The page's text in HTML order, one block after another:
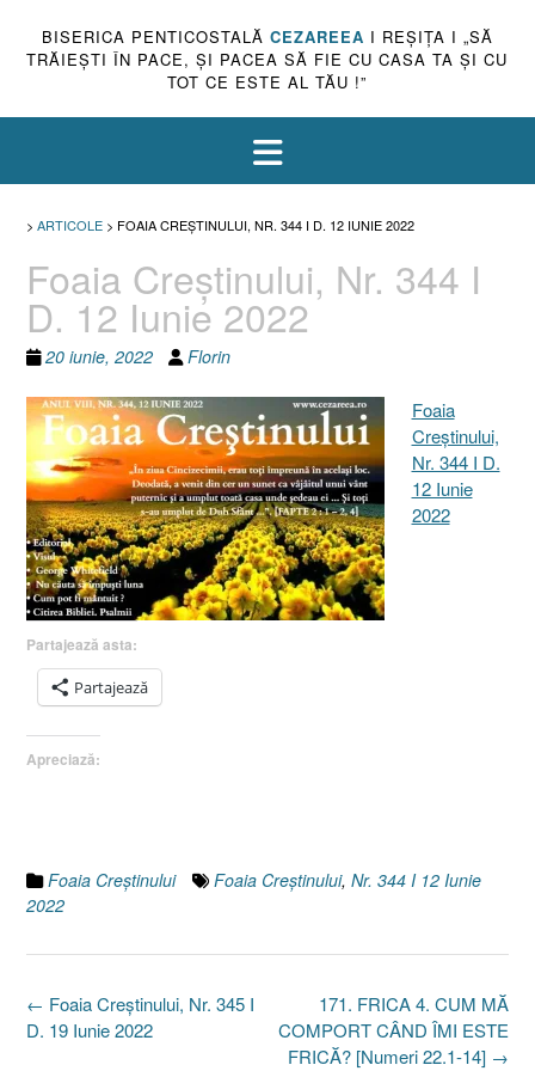
BISERICA PENTICOSTALĂ CEZAREEA I REŞIŢA I „SĂ
TRĂIEŞTI ÎN PACE, ŞI PACEA SĂ FIE CU CASA TA ŞI CU
TOT CE ESTE AL TĂU !”
> ARTICOLE > FOAIA CREŞTINULUI, NR. 344 I D. 12 IUNIE 2022
Foaia Creştinului, Nr. 344 I
D. 12 Iunie 2022
20 iunie, 2022 Florin
Foaia
Creştinului,
Nr. 344 I D.
12 Iunie
2022
Partajează asta:
Partajează
Apreciază:
Foaia Creştinului Foaia Creştinului, Nr. 344 I 12 Iunie
2022
Post
navigation
171. FRICA 4. CUM MĂ
COMPORT CÂND ÎMI ESTE
FRICĂ? [Numeri 22.1-14] →
← Foaia Creştinului, Nr. 345 I
D. 19 Iunie 2022